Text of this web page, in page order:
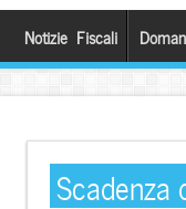
Notizie Fiscali